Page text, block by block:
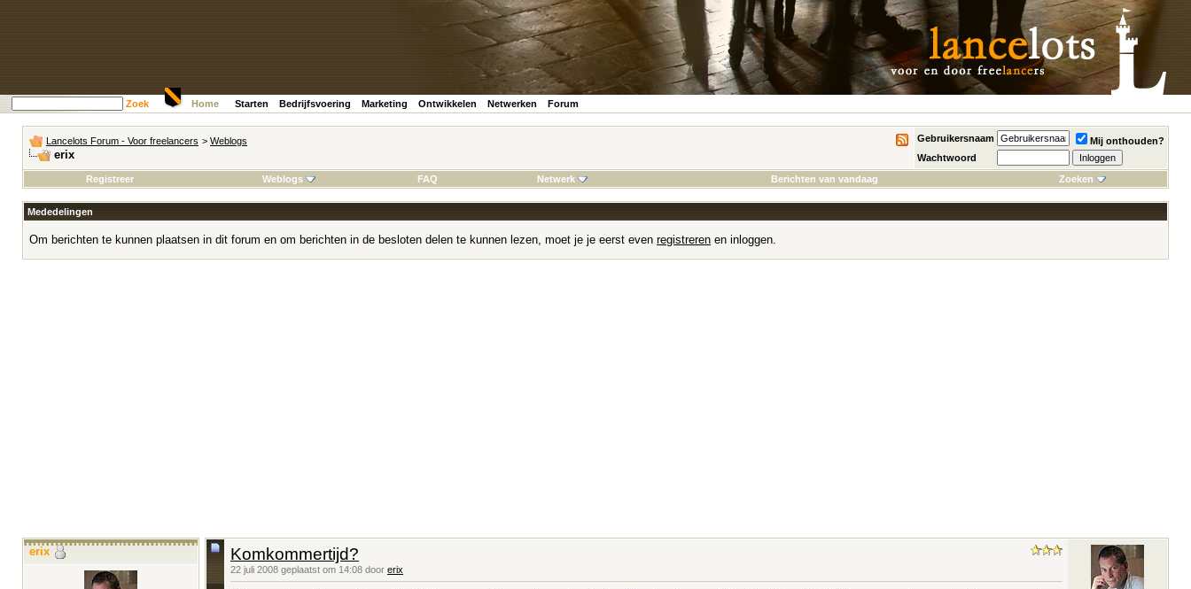
Zoek Home Starten Bedrijfsvoering Marketing Ontwikkelen Netwerken Forum
Lancelots Forum - Voor freelancers > Weblogs
erix
Gebruikersnaam
Mij onthouden?
Wachtwoord
Registreer
Weblogs FAQ Netwerk Berichten van vandaag Zoeken
Mededelingen
Om berichten te kunnen plaatsen in dit forum en om berichten in de besloten delen te kunnen lezen, moet je je eerst even registreren en inloggen.
Komkommertijd?
22 juli 2008 geplaatst om 14:08 door erix
erix